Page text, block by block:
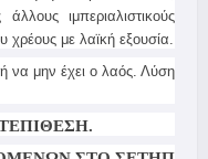
ιμπεριαλιστικούς
χρέους με λαϊκή εξουσία.
να μην έχει ο λαός. Λύση